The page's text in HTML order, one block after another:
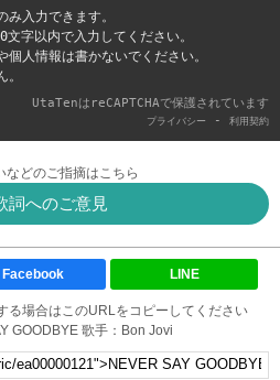
入力できます。
字以内で入力してください。
人情報は書かないでください。
UtaTenはreCAPTCHAで保護されています
プライバシー - 利用契約
などのご指摘はこちら
詞へのご意見
Facebook LINE
る場合はこのURLをコピーしてください
GOODBYE 歌手：Bon Jovi